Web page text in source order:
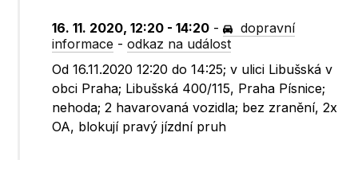
16. 11. 2020, 12:20 - 14:20 -
dopravní
informace -odkaz na událost
Od 16.11.2020 12:20 do 14:25; v ulici Libušská v
obci Praha; Libušská 400/115, Praha Písnice;
nehoda; 2 havarovaná vozidla; bez zranění, 2x
OA, blokují pravý jízdní pruh